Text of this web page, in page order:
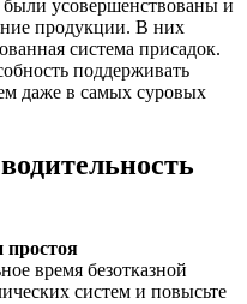
усовершенствованы и
продукции. В них
система присадок.
поддерживать
даже в самых суровых
время безотказной
систем и повысьте